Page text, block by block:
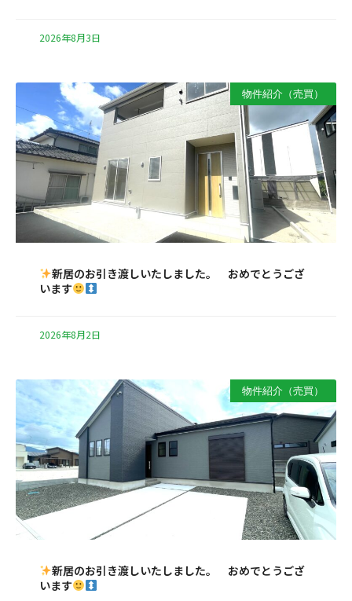
2026年8月3日
物件紹介（売買）
新居のお引き渡しいたしました。 おめでとうござ
います
2026年8月2日
物件紹介（売買）
新居のお引き渡しいたしました。 おめでとうござ
います